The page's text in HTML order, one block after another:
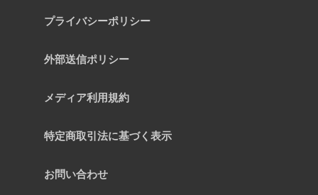
プライバシーポリシー
外部送信ポリシー
メディア利用規約
特定商取引法に基づく表示
お問い合わせ